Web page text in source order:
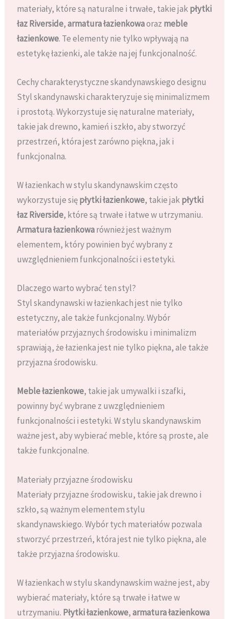
materiały, które są naturalne i trwałe, takie jakpłytki
łaz Riverside,armatura łazienkowaoraz meble
łazienkowe. Te elementy nie tylko wpływają na
estetykę łazienki, ale także na jej funkcjonalność.
Cechy charakterystyczne skandynawskiego designu
Styl skandynawski charakteryzuje się minimalizmem
i prostotą. Wykorzystuje się naturalne materiały,
takie jak drewno, kamień i szkło, aby stworzyć
przestrzeń, która jest zarówno piękna, jak i
funkcjonalna.
W łazienkach w stylu skandynawskim często
wykorzystuje siępłytki łazienkowe, takie jakpłytki
łaz Riverside, które są trwałe i łatwe w utrzymaniu.
Armatura łazienkowarównież jest ważnym
elementem, który powinien być wybrany z
uwzględnieniem funkcjonalności i estetyki.
Dlaczego warto wybrać ten styl?
Styl skandynawski w łazienkach jest nie tylko
estetyczny, ale także funkcjonalny. Wybór
materiałów przyjaznych środowisku i minimalizm
sprawiają, że łazienka jest nie tylko piękna, ale także
przyjazna środowisku.
Meble łazienkowe, takie jak umywalki i szafki,
powinny być wybrane z uwzględnieniem
funkcjonalności i estetyki. W stylu skandynawskim
ważne jest, aby wybierać meble, które są proste, ale
także funkcjonalne.
Materiały przyjazne środowisku
Materiały przyjazne środowisku, takie jak drewno i
szkło, są ważnym elementem stylu
skandynawskiego. Wybór tych materiałów pozwala
stworzyć przestrzeń, która jest nie tylko piękna, ale
także przyjazna środowisku.
W łazienkach w stylu skandynawskim ważne jest, aby
wybierać materiały, które są trwałe i łatwe w
utrzymaniu. Płytki łazienkowe,armatura łazienkowa